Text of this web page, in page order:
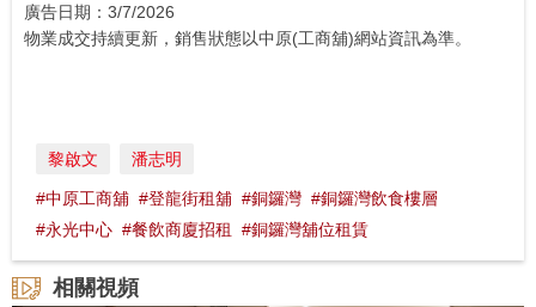
廣告日期：3/7/2026
物業成交持續更新，銷售狀態以中原(工商舖)網站資訊為準。
黎啟文 潘志明
#中原工商舖 #登龍街租舖 #銅鑼灣 #銅鑼灣飲食樓層
#永光中心 #餐飲商廈招租 #銅鑼灣舖位租賃
相關視頻